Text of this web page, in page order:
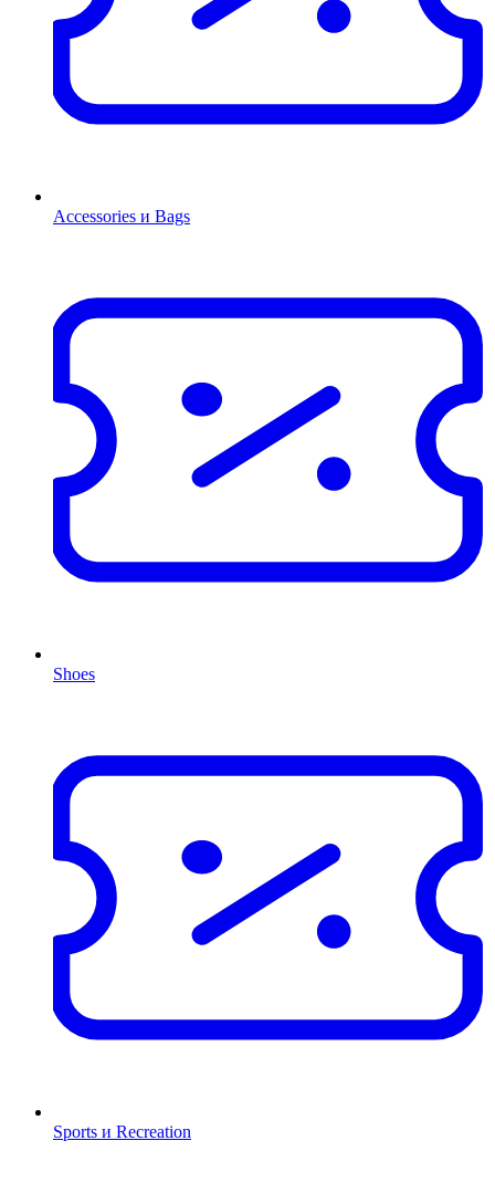
Accessories и Bags
Shoes
Sports и Recreation